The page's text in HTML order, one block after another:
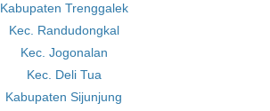
Kabupaten Trenggalek
Kec. Randudongkal
Kec. Jogonalan
Kec. Deli Tua
Kabupaten Sijunjung